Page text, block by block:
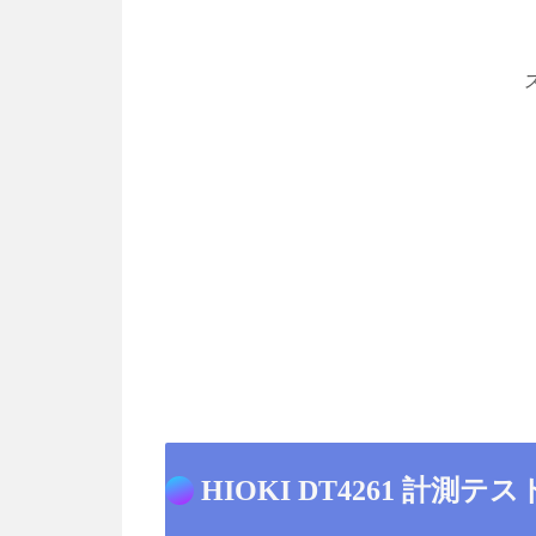
HIOKI DT4261 計測テス